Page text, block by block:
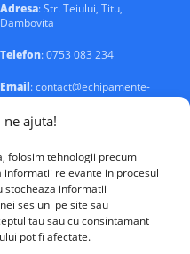
ajuta!
folosim tehnologii precum
informatii relevante in procesul
stocheaza informatii
sesiuni pe site sau
tau sau cu consintamant
pot fi afectate.
Adresa: Str. Teiului, Titu,
Dambovita
Telefon: 0753 083 234
Email: contact@echipamente-
electrice.ro
© 2026